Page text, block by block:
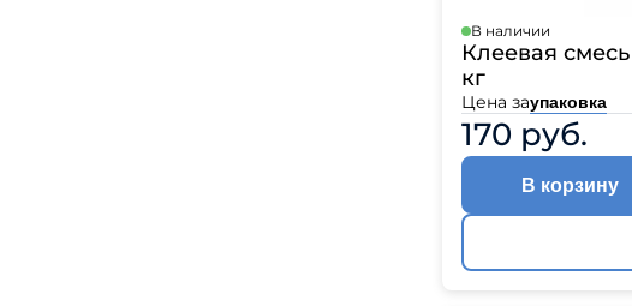
В наличии
Клеевая
кг
Цена заупаковка
170 руб.
В корзину